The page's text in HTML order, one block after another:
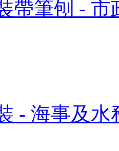
帶筆刨 - 市
- 海事及水